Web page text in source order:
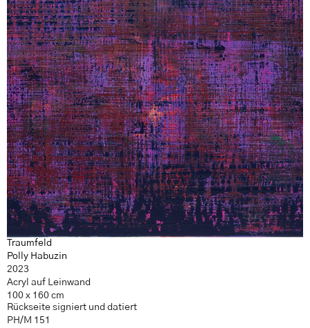
Traumfeld
Polly Habuzin
2023
Acryl auf Leinwand
100 x 160 cm
Rückseite signiert und datiert
PH/M 151